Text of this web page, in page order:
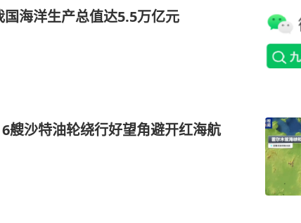
海洋生产总值达5.5万亿元
艘沙特油轮绕行好望角避开红海航